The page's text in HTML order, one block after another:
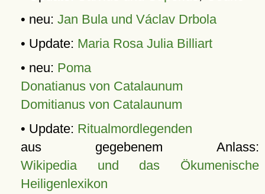
• neu: Jan Bula und Václav Drbola
• Update: Maria Rosa Julia Billiart
• neu: Poma
Donatianus von Catalaunum
Domitianus von Catalaunum
• Update: Ritualmordlegenden
aus gegebenem Anlass:
Wikipedia und das Ökumenische
Heiligenlexikon